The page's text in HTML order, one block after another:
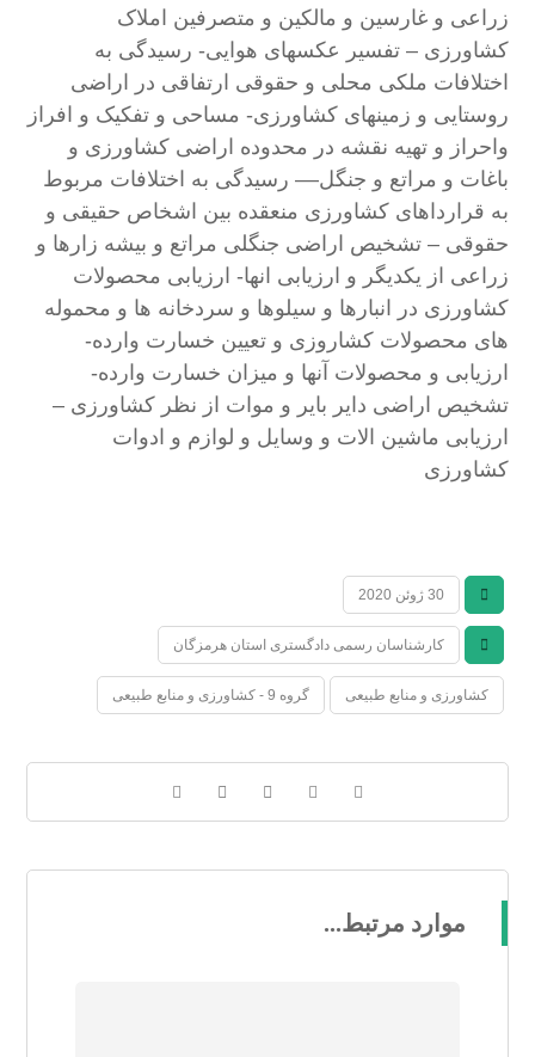
زراعی و غارسین و مالکین و متصرفین املاک
کشاورزی – تفسیر عکسهای هوایی- رسیدگی به
اختلافات ملکی محلی و حقوقی ارتفاقی در اراضی
روستایی و زمینهای کشاورزی- مساحی و تفکیک و افراز
واحراز و تهیه نقشه در محدوده اراضی کشاورزی و
باغات و مراتع و جنگل–– رسیدگی به اختلافات مربوط
به قرارداهای کشاورزی منعقده بین اشخاص حقیقی و
حقوقی – تشخیص اراضی جنگلی مراتع و بیشه زارها و
زراعی از یکدیگر و ارزیابی انها- ارزیابی محصولات
کشاورزی در انبارها و سیلوها و سردخانه ها و محموله
های محصولات کشاروزی و تعیین خسارت وارده-
ارزیابی و محصولات آنها و میزان خسارت وارده-
تشخیص اراضی دایر بایر و موات از نظر کشاورزی –
ارزیابی ماشین الات و وسایل و لوازم و ادوات
کشاورزی
30 ژوئن 2020
کارشناسان رسمی دادگستری استان هرمزگان
کشاورزی و منابع طبیعی گروه 9 - کشاورزی و منابع طبیعی
موارد مرتبط...